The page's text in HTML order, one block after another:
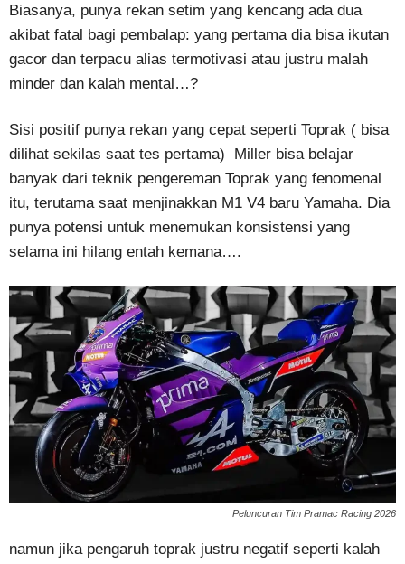
Biasanya, punya rekan setim yang kencang ada dua
akibat fatal bagi pembalap: yang pertama dia bisa ikutan
gacor dan terpacu alias termotivasi atau justru malah
minder dan kalah mental…?
Sisi positif punya rekan yang cepat seperti Toprak ( bisa
dilihat sekilas saat tes pertama) Miller bisa belajar
banyak dari teknik pengereman Toprak yang fenomenal
itu, terutama saat menjinakkan M1 V4 baru Yamaha. Dia
punya potensi untuk menemukan konsistensi yang
selama ini hilang entah kemana….
Peluncuran Tim Pramac Racing 2026
namun jika pengaruh toprak justru negatif seperti kalah